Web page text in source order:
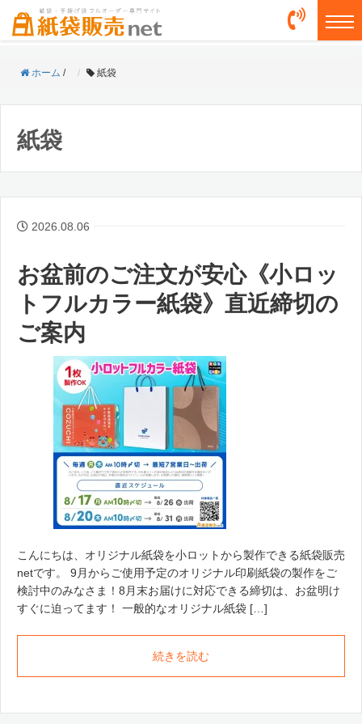
ホーム / 紙袋
紙袋
2026.08.06
お盆前のご注文が安心《小ロッ
トフルカラー紙袋》直近締切の
ご案内
こんにちは、オリジナル紙袋を小ロットから製作できる紙袋販売
netです。 9月からご使用予定のオリジナル印刷紙袋の製作をご
検討中のみなさま！8月末お届けに対応できる締切は、お盆明け
すぐに迫ってます！ 一般的なオリジナル紙袋 […]
続きを読む